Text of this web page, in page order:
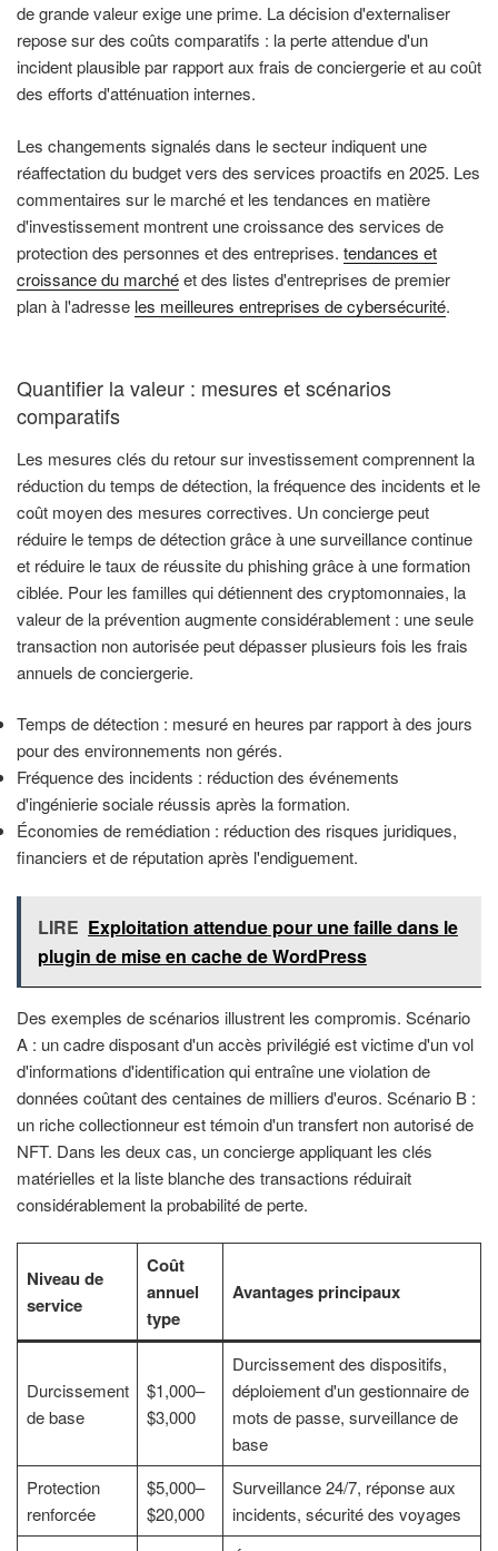
de grande valeur exige une prime. La décision d'externaliser
repose sur des coûts comparatifs : la perte attendue d'un
incident plausible par rapport aux frais de conciergerie et au coût
des efforts d'atténuation internes.
Les changements signalés dans le secteur indiquent une
réaffectation du budget vers des services proactifs en 2025. Les
commentaires sur le marché et les tendances en matière
d'investissement montrent une croissance des services de
protection des personnes et des entreprises. tendances et
croissance du marchéet des listes d'entreprises de premier
plan à l'adresse les meilleures entreprises de cybersécurité.
Quantifier la valeur : mesures et scénarios
comparatifs
Les mesures clés du retour sur investissement comprennent la
réduction du temps de détection, la fréquence des incidents et le
coût moyen des mesures correctives. Un concierge peut
réduire le temps de détection grâce à une surveillance continue
et réduire le taux de réussite du phishing grâce à une formation
ciblée. Pour les familles qui détiennent des cryptomonnaies, la
valeur de la prévention augmente considérablement : une seule
transaction non autorisée peut dépasser plusieurs fois les frais
annuels de conciergerie.
Temps de détection : mesuré en heures par rapport à des jours
pour des environnements non gérés.
Fréquence des incidents : réduction des événements
d'ingénierie sociale réussis après la formation.
Économies de remédiation : réduction des risques juridiques,
financiers et de réputation après l'endiguement.
LIRE Exploitation attendue pour une faille dans le
plugin de mise en cache de WordPress
Des exemples de scénarios illustrent les compromis. Scénario
A : un cadre disposant d'un accès privilégié est victime d'un vol
d'informations d'identification qui entraîne une violation de
données coûtant des centaines de milliers d'euros. Scénario B :
un riche collectionneur est témoin d'un transfert non autorisé de
NFT. Dans les deux cas, un concierge appliquant les clés
matérielles et la liste blanche des transactions réduirait
considérablement la probabilité de perte.
Niveau de
service
Coût
annuel
type
Avantages principaux
Durcissement
de base
$1,000–
$3,000
Durcissement des dispositifs,
déploiement d'un gestionnaire de
mots de passe, surveillance de
base
Protection
renforcée
$5,000–
$20,000
Surveillance 24/7, réponse aux
incidents, sécurité des voyages